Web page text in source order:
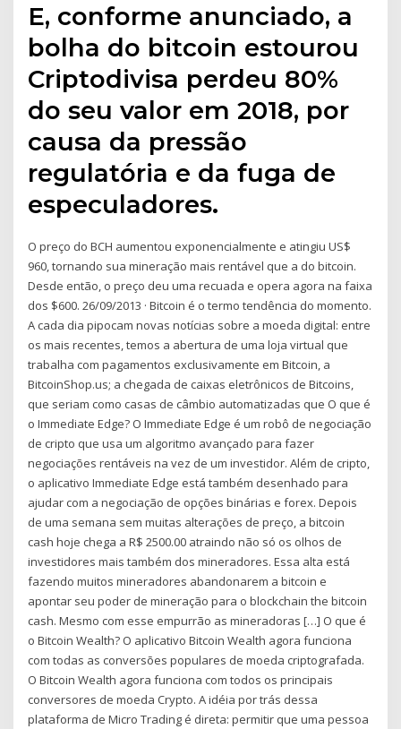
E, conforme anunciado, a
bolha do bitcoin estourou
Criptodivisa perdeu 80%
do seu valor em 2018, por
causa da pressão
regulatória e da fuga de
especuladores.
O preço do BCH aumentou exponencialmente e atingiu US$
960, tornando sua mineração mais rentável que a do bitcoin.
Desde então, o preço deu uma recuada e opera agora na faixa
dos $600. 26/09/2013 · Bitcoin é o termo tendência do momento.
A cada dia pipocam novas notícias sobre a moeda digital: entre
os mais recentes, temos a abertura de uma loja virtual que
trabalha com pagamentos exclusivamente em Bitcoin, a
BitcoinShop.us; a chegada de caixas eletrônicos de Bitcoins,
que seriam como casas de câmbio automatizadas que O que é
o Immediate Edge? O Immediate Edge é um robô de negociação
de cripto que usa um algoritmo avançado para fazer
negociações rentáveis na vez de um investidor. Além de cripto,
o aplicativo Immediate Edge está também desenhado para
ajudar com a negociação de opções binárias e forex. Depois
de uma semana sem muitas alterações de preço, a bitcoin
cash hoje chega a R$ 2500.00 atraindo não só os olhos de
investidores mais também dos mineradores. Essa alta está
fazendo muitos mineradores abandonarem a bitcoin e
apontar seu poder de mineração para o blockchain the bitcoin
cash. Mesmo com esse empurrão as mineradoras […] O que é
o Bitcoin Wealth? O aplicativo Bitcoin Wealth agora funciona
com todas as conversões populares de moeda criptografada.
O Bitcoin Wealth agora funciona com todos os principais
conversores de moeda Crypto. A idéia por trás dessa
plataforma de Micro Trading é direta: permitir que uma pessoa